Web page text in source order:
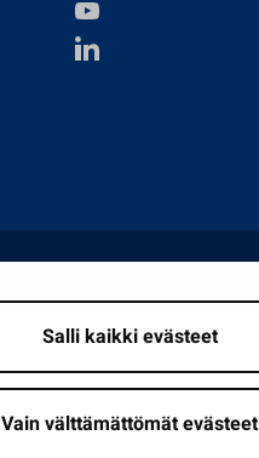
Salli kaikki evästeet
Vain välttämättömät evästeet